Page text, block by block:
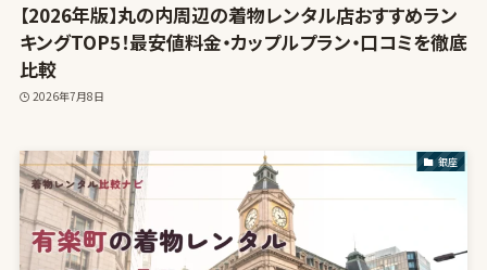
【2026年版】丸の内周辺の着物レンタル店おすすめラン
キングTOP5！最安値料金・カップルプラン・口コミを徹底
比較
2026年7月8日
銀座